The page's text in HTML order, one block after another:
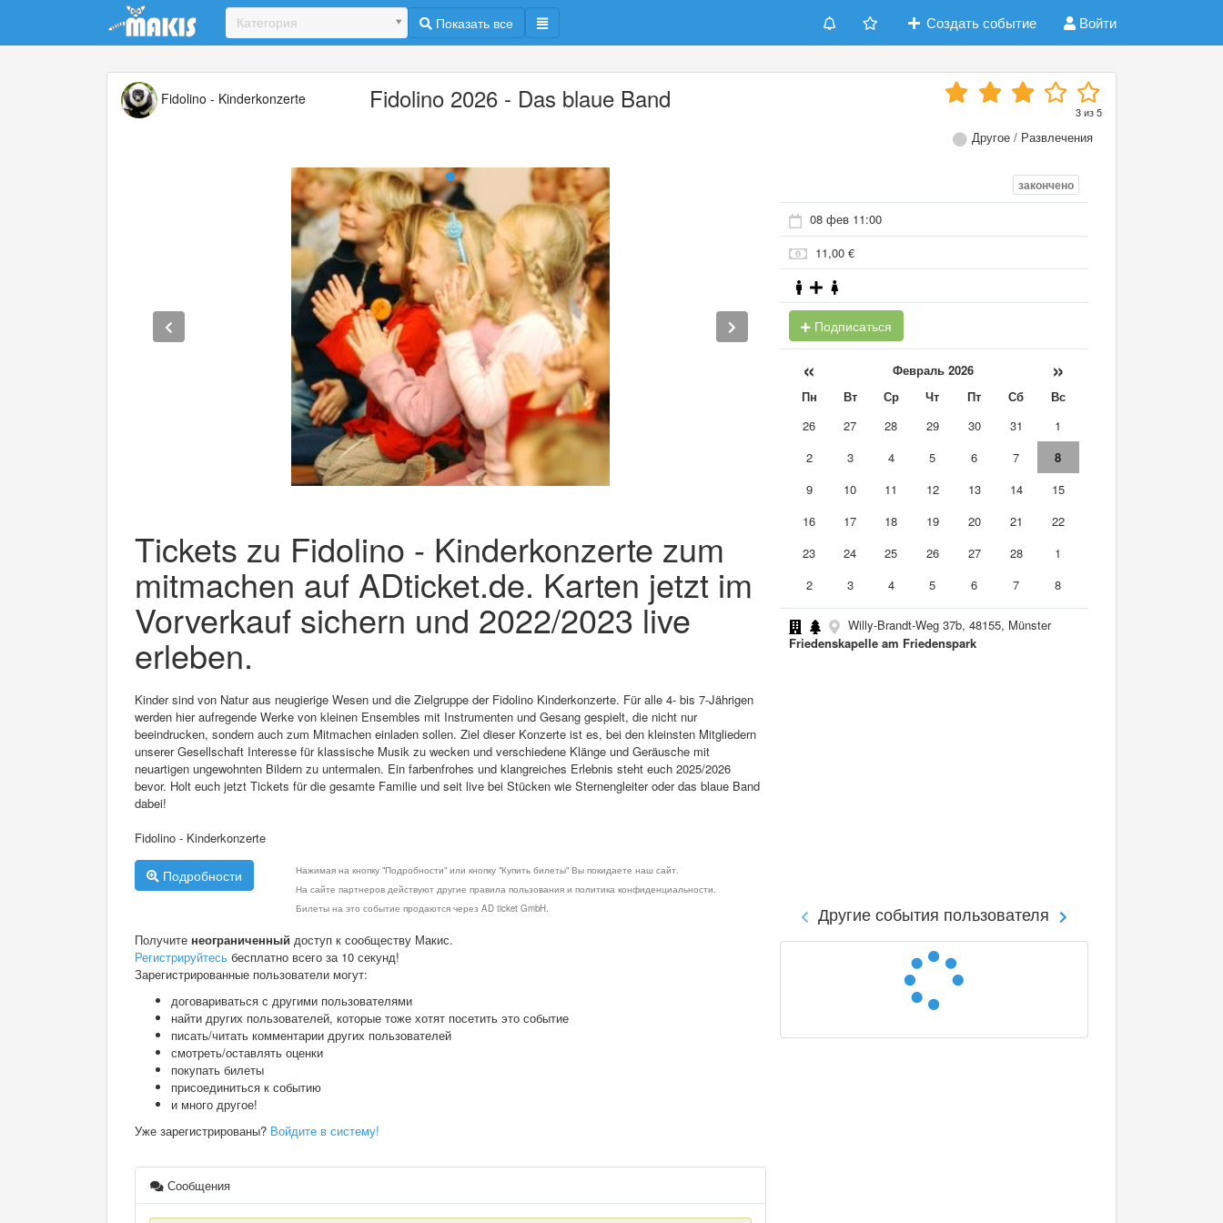
Update cookies preferences
Категория Показать все Создать событие Войти
Fidolino - Kinderkonzerte Fidolino 2026 - Das blaue Band 3из5
Другое / Развлечения
Tickets zu Fidolino - Kinderkonzerte zum
mitmachen auf ADticket.de. Karten jetzt im
Vorverkauf sichern und 2022/2023 live
erleben.
Kinder sind von Natur aus neugierige Wesen und die Zielgruppe der Fidolino Kinderkonzerte. Für alle 4- bis 7-Jährigen
werden hier aufregende Werke von kleinen Ensembles mit Instrumenten und Gesang gespielt, die nicht nur
beeindrucken, sondern auch zum Mitmachen einladen sollen. Ziel dieser Konzerte ist es, bei den kleinsten Mitgliedern
unserer Gesellschaft Interesse für klassische Musik zu wecken und verschiedene Klänge und Geräusche mit
neuartigen ungewohnten Bildern zu untermalen. Ein farbenfrohes und klangreiches Erlebnis steht euch 2025/2026
bevor. Holt euch jetzt Tickets für die gesamte Familie und seit live bei Stücken wie Sternengleiter oder das blaue Band
dabei!
Fidolino - Kinderkonzerte
Подробности
Нажимая на кнопку "Подробности" или кнопку "Купить билеты" Вы покидаете наш сайт.
На сайте партнеров действуют другие правила пользования и политика конфиденциальности.
Билеты на это событие продаются через AD ticket GmbH.
Получите неограниченный доступ к сообществу Макис.
Регистрируйтесь бесплатно всего за 10 секунд!
Зарегистрированные пользователи могут:
договариваться с другими пользователями
найти других пользователей, которые тоже хотят посетить это событие
писать/читать комментарии других пользователей
смотреть/оставлять оценки
покупать билеты
присоединиться к событию
и много другое!
Уже зарегистрированы? Войдите в систему!
Сообщения
закончено
08 фев 11:00
11,00 €
Подписаться
« Февраль 2026 »
Пн Вт Ср Чт Пт Сб
Вс
26
27 28 29 30 31
1
2
3 4 5 6 7
8
9
10 11 12 13 14
15
16
17 18 19 20 21
22
23
24 25 26 27 28
1
2
3 4 5 6 7 8
Willy-Brandt-Weg 37b, 48155, Münster
Friedenskapelle am Friedenspark
Другие события пользователя